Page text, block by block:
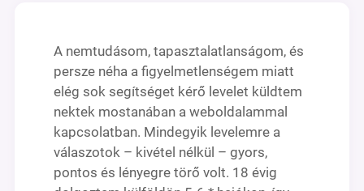
A nemtudásom, tapasztalatlanságom, és
persze néha a figyelmetlenségem miatt
elég sok segítséget kérő levelet küldtem
nektek mostanában a weboldalammal
kapcsolatban. Mindegyik levelemre a
válaszotok – kivétel nélkül – gyors,
pontos és lényegre törő volt. 18 évig